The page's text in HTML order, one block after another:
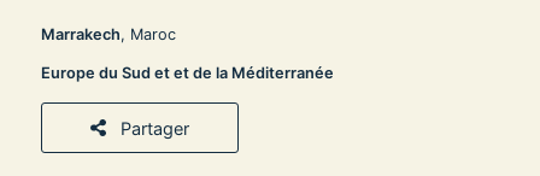
Marrakech, Maroc
Europe du Sud et et de la Méditerranée
Partager